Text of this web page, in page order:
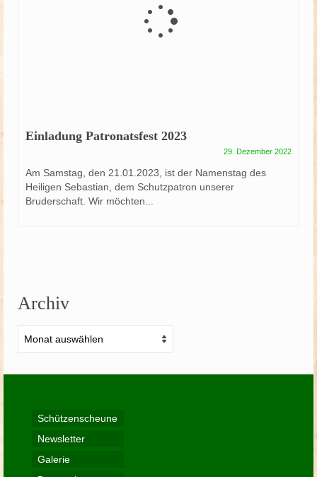
Einladung Patronatsfest 2023
29. Dezember 2022
Am Samstag, den 21.01.2023, ist der Namenstag des
Heiligen Sebastian, dem Schutzpatron unserer
Bruderschaft. Wir möchten...
Archiv
Schützenscheune
Newsletter
Galerie